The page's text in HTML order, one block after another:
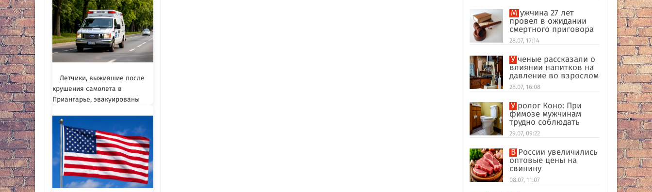
Летчики, выжившие после
крушения самолета в
Приангарье, эвакуированы
Мужчина 27 лет
провел в ожидании
смертного приговора
из-за поддельных
улик в США
28.07, 17:14
Ученые рассказали о
влиянии напитков на
давление во взрослом
возрасте
28.07, 16:08
Уролог Коно: При
фимозе мужчинам
трудно соблюдать
интимную гигиену
29.07, 09:22
В России увеличились
оптовые цены на
свинину
08.07, 11:07